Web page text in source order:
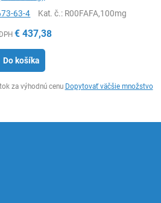
63-4 Kat. č.: R00FAFA,100mg
€ 437,38
Do košíka
za výhodnú cenu Dopytovať väčšie množstvo